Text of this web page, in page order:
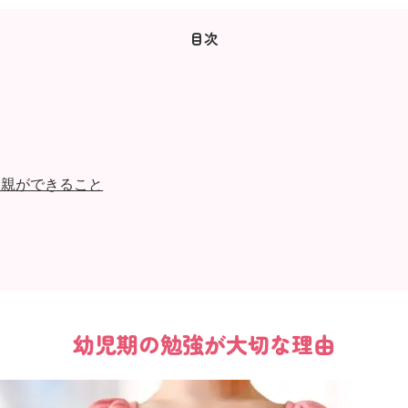
目次
ができること
幼児期の勉強が大切な理由